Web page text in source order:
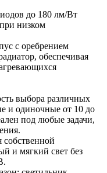
до 180 лм/Вт
низком
с оребрением
обеспечивая
выбора различных
и одиночные от 10 до
под любые задачи,
собственной
и мягкий свет без